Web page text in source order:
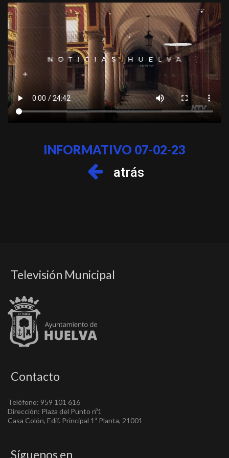
INFORMATIVO 07-02-23
atrás
Televisión Municipal
Contacto
Teléfono: 959 101 616
Dirección: Plaza del Punto nº1
Casa Colón, Edif. Principal 1ª Planta, 21001
Síguenos en